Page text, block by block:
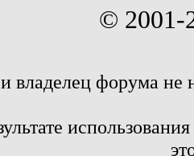
© 2001-
владелец форума не